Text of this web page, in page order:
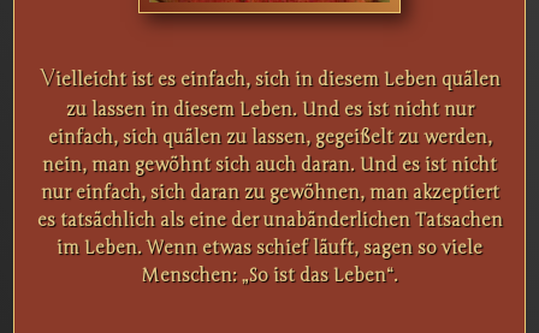
Vielleicht ist es einfach, sich in diesem Leben quälen
zu lassen in diesem Leben. Und es ist nicht nur
einfach, sich quälen zu lassen, gegeißelt zu werden,
nein, man gewöhnt sich auch daran. Und es ist nicht
nur einfach, sich daran zu gewöhnen, man akzeptiert
es tatsächlich als eine der unabänderlichen Tatsachen
im Leben. Wenn etwas schief läuft, sagen so viele
Menschen: „So ist das Leben“.